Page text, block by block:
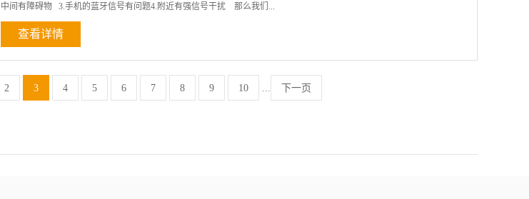
防护，保障电池安全寿命。
中间有障碍物 3.手机的蓝牙信号有问题4.附近有强信号干扰 那么我们...
近手机，换个地方试试。 注意事项：1.蓝牙在使用时，耳机最好尽量靠近手机，不能离得太远，7米内是比较高质量的连接
距离； 2.手机和蓝牙之间不能有金属或者其他对无线信号有影响的物体；3.在大功率强信号环境下会影响使用效果。
查看详情
2 3 4 5 6 7 8 9 10 ... 下一页